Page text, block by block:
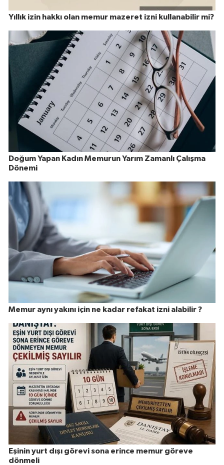
Yıllık izin hakkı olan memur mazeret izni kullanabilir mi?
Doğum Yapan Kadın Memurun Yarım Zamanlı Çalışma
Dönemi
Memur aynı yakını için ne kadar refakat izni alabilir ?
Eşinin yurt dışı görevi sona erince memur göreve
dönmeli